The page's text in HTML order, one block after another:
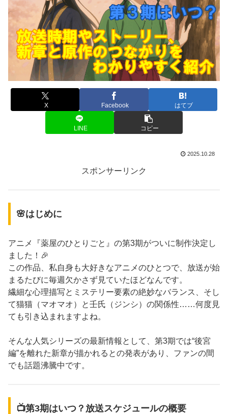
X Facebook はてブ
LINE コピー
2025.10.28
スポンサーリンク
🌸はじめに
アニメ『薬屋のひとりごと』の第3期がついに制作決定し
ました！🎉
この作品、私自身も大好きなアニメのひとつで、放送が始
まるたびに毎週欠かさず見ていたほどなんです。
繊細な心理描写とミステリー要素の絶妙なバランス、そし
て猫猫（マオマオ）と壬氏（ジンシ）の関係性……何度見
ても引き込まれますよね。
そんな人気シリーズの最新情報として、第3期では“後宮
編”を離れた新章が描かれるとの発表があり、ファンの間
でも話題沸騰中です。
📺第3期はいつ？放送スケジュールの概要